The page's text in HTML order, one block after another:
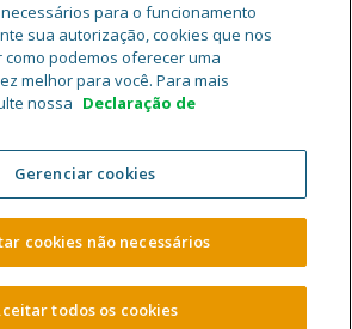
ABRA SUA CONTA
Crédito Ailos - CNPJ 05.463.212/0001-29
Todos os direitos reservados.
para o funcionamento
sua autorização, cookies que nos
podemos oferecer uma
melhor para você. Para mais
nossa Declaração de
Gerenciar cookies
cookies não necessários
todos os cookies